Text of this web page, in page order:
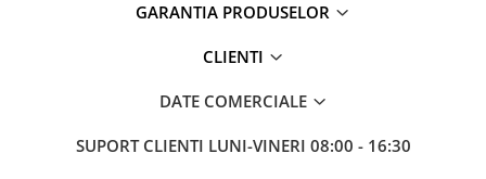
GARANTIA PRODUSELOR
CLIENTI
DATE COMERCIALE
SUPORT CLIENTI LUNI-VINERI 08:00 - 16:30